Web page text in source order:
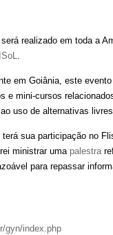
realizado em toda a
.
em Goiânia, este
e mini-cursos
uso de alternativas
terá sua participação no
ministrar uma palestra
para repassar
gyn/index.php